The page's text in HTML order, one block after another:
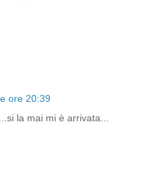
ore 20:39
la mai mi è arrivata...